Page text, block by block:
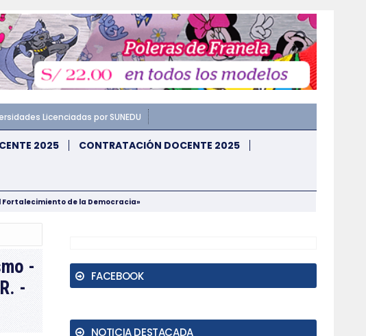
Licenciadas por SUNEDU
2025 CONTRATACIÓN DOCENTE 2025
Fortalecimiento de la Democracia»
-
-
FACEBOOK
NOTICIA DESTACADA